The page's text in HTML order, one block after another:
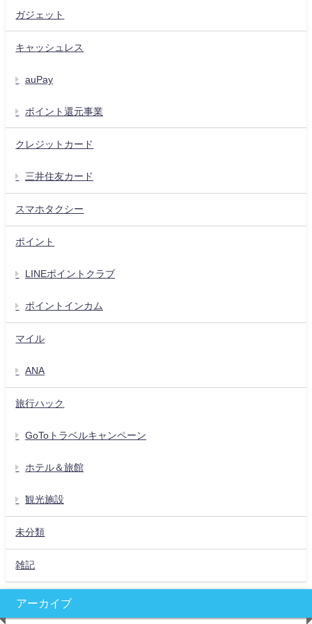
ガジェット
キャッシュレス
auPay
ポイント還元事業
クレジットカード
三井住友カード
スマホタクシー
ポイント
LINEポイントクラブ
ポイントインカム
マイル
ANA
旅行ハック
GoToトラベルキャンペーン
ホテル＆旅館
観光施設
未分類
雑記
アーカイブ